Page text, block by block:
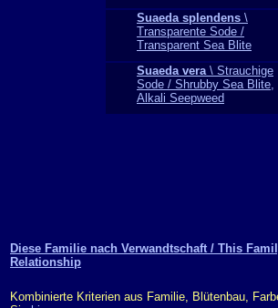
Suaeda splendens \
Transparente Sode /
Transparent Sea Blite
Suaeda vera\ Strauchige
Sode / Shrubby Sea Blite,
Alkali Seepweed
Diese Familie nach Verwandtschaft / This
Relationship
Kombinierte Kriterien aus Familie, Blütenbau,